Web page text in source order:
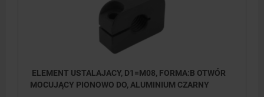
ELEMENT USTALAJACY, D1=M08, FORMA:B OTWÓR
MOCUJĄCY PIONOWO DO, ALUMINIUM CZARNY